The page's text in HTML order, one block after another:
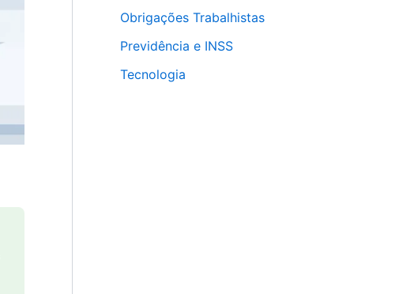
Obrigações Trabalhistas
Previdência e INSS
Tecnologia